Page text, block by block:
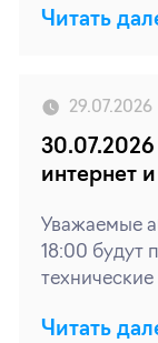
Читать
29.07.2026
интернет
Уважаемые
18:00 будут
Читать